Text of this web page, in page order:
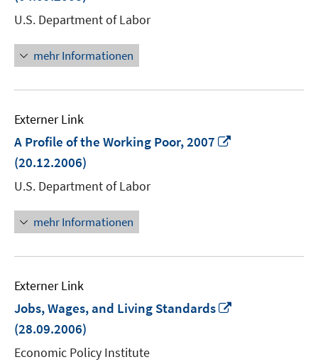
U.S. Department of Labor
mehr Informationen
Externer Link
A Profile of the Working Poor, 2007
(20.12.2006)
U.S. Department of Labor
mehr Informationen
Externer Link
Jobs, Wages, and Living Standards
(28.09.2006)
Economic Policy Institute